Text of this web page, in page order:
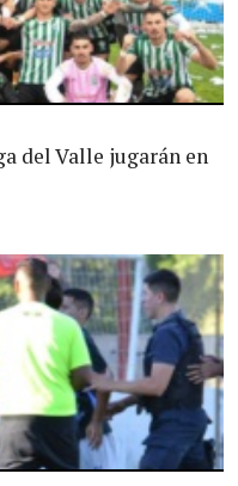
del Valle jugarán en